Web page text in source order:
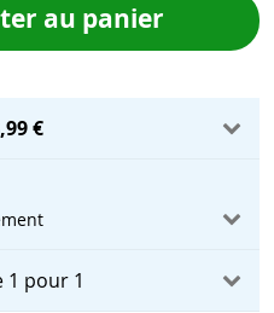
au panier
€
1 pour 1